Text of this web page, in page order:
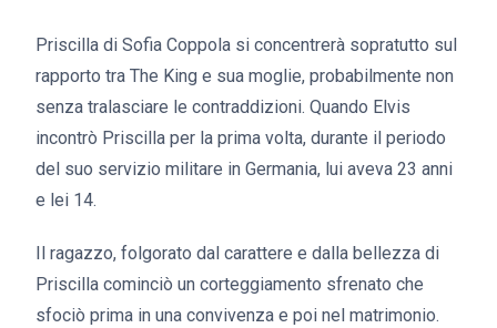
Priscilla di Sofia Coppola si concentrerà sopratutto sul
rapporto tra The King e sua moglie, probabilmente non
senza tralasciare le contraddizioni. Quando Elvis
incontrò Priscilla per la prima volta, durante il periodo
del suo servizio militare in Germania, lui aveva 23 anni
e lei 14.
Il ragazzo, folgorato dal carattere e dalla bellezza di
Priscilla cominciò un corteggiamento sfrenato che
sfociò prima in una convivenza e poi nel matrimonio.